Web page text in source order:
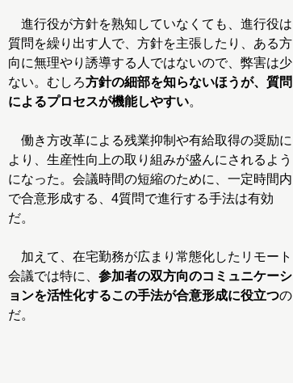
進行役が方針を熟知していなくても、進行役は
質問を繰り出す人で、方針を主張したり、ある方
向に無理やり誘導する人ではないので、弊害は少
ない。むしろ方針の細部を知らないほうが、質問
によるプロセスが機能しやすい。
働き方改革による残業抑制や有給取得の奨励に
より、生産性向上の取り組みが盛んにされるよう
になった。会議時間の短縮のために、一定時間内
で合意形成する、4質問で進行する手法は有効
だ。
加えて、在宅勤務が広まり常態化したリモート
会議では特に、 参加者の双方向のコミュニケーシ
ョンを活性化するこの手法が合意形成に役立つの
だ。